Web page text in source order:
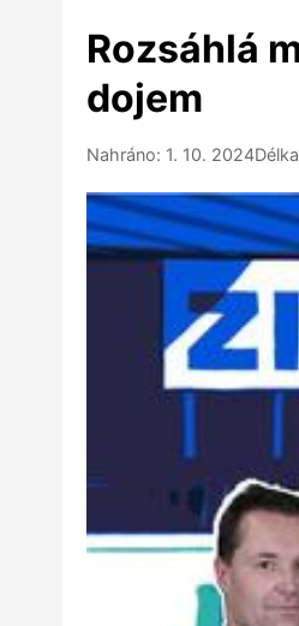
Rozsáhlá
dojem
Nahráno: 1. 10. 2024